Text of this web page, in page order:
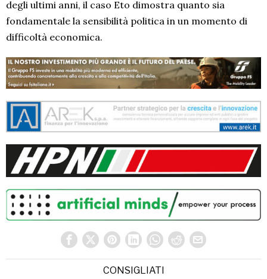
degli ultimi anni, il caso Eto dimostra quanto sia
fondamentale la sensibilità politica in un momento di
difficoltà economica.
CONSIGLIATI